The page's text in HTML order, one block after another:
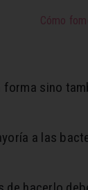
forma sino
a las